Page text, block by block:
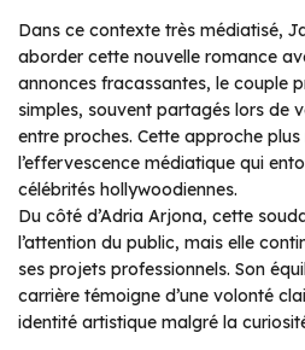
Dans ce contexte très médiatisé,
aborder cette nouvelle romance
annonces fracassantes, le couple
simples, souvent partagés lors de
entre proches. Cette approche
l’effervescence médiatique qui
célébrités hollywoodiennes.
Du côté d’Adria Arjona, cette
l’attention du public, mais elle
ses projets professionnels. Son
carrière témoigne d’une volonté
identité artistique malgré la